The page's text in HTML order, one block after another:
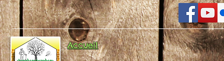
Accueil